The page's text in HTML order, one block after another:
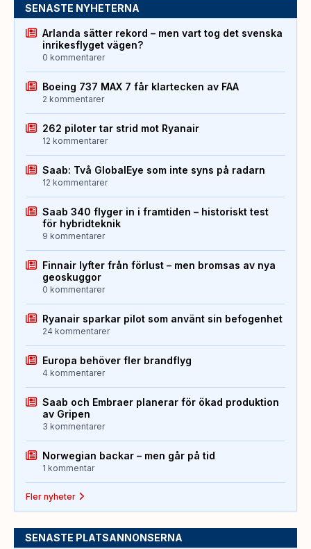
SENASTE NYHETERNA
Arlanda sätter rekord – men vart tog det svenska
inrikesflyget vägen?
0 kommentarer
Boeing 737 MAX 7 får klartecken av FAA
2 kommentarer
262 piloter tar strid mot Ryanair
12 kommentarer
Saab: Två GlobalEye som inte syns på radarn
12 kommentarer
Saab 340 flyger in i framtiden – historiskt test
för hybridteknik
9 kommentarer
Finnair lyfter från förlust – men bromsas av nya
geoskuggor
0 kommentarer
Ryanair sparkar pilot som använt sin befogenhet
24 kommentarer
Europa behöver fler brandflyg
4 kommentarer
Saab och Embraer planerar för ökad produktion
av Gripen
3 kommentarer
Norwegian backar – men går på tid
1 kommentar
Fler nyheter
SENASTE PLATSANNONSERNA